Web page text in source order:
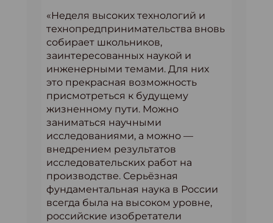
«Неделя высоких технологий и
технопредпринимательства вновь
собирает школьников,
заинтересованных наукой и
инженерными темами. Для них
это прекрасная возможность
присмотреться к будущему
жизненному пути. Можно
заниматься научными
исследованиями, а можно —
внедрением результатов
исследовательских работ на
производстве. Серьёзная
фундаментальная наука в России
всегда была на высоком уровне,
российские изобретатели